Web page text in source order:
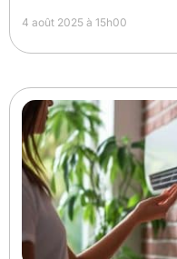
4 août 2025 à 15h00